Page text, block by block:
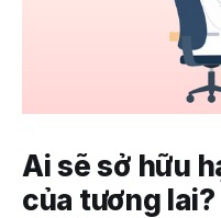
Ai sẽ sở hữu
của tương lai?